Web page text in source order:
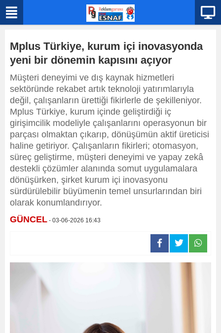
Mplus Türkiye, kurum içi inovasyonda
yeni bir dönemin kapısını açıyor
Müşteri deneyimi ve dış kaynak hizmetleri
sektöründe rekabet artık teknoloji yatırımlarıyla
değil, çalışanların ürettiği fikirlerle de şekilleniyor.
Mplus Türkiye, kurum içinde geliştirdiği iç
girişimcilik modeliyle çalışanlarını operasyonun bir
parçası olmaktan çıkarıp, dönüşümün aktif üreticisi
haline getiriyor. Çalışanların fikirleri; otomasyon,
süreç geliştirme, müşteri deneyimi ve yapay zekâ
destekli çözümler alanında somut uygulamalara
dönüşürken, şirket kurum içi inovasyonu
sürdürülebilir büyümenin temel unsurlarından biri
olarak konumlandırıyor.
GÜNCEL - 03-06-2026 16:43